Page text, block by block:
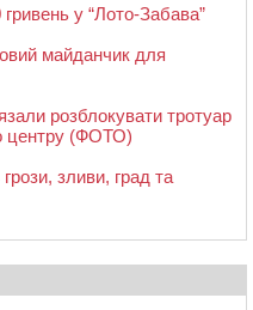
у “Лото-Забава”
майданчик для
розблокувати тротуар
центру (ФОТО)
зливи, град та